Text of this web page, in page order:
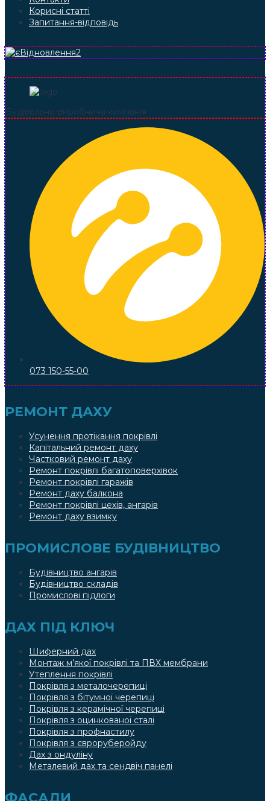
Корисні статті
Запитання-відповідь
Будівельно-виробнича компанія
073 150-55-00
РЕМОНТ ДАХУ
Усунення протікання покрівлі
Капітальний ремонт даху
Частковий ремонт даху
Ремонт покрівлі багатоповерхівок
Ремонт покрівлі гаражів
Ремонт даху балкона
Ремонт покрівлі цехів, ангарів
Ремонт даху взимку
ПРОМИСЛОВЕ БУДІВНИЦТВО
Будівництво ангарів
Будівництво складів
Промислові підлоги
ДАХ ПІД КЛЮЧ
Шиферний дах
Монтаж м’якої покрівлі та ПВХ мембрани
Утеплення покрівлі
Покрівля з металочерепиці
Покрівля з бітумної черепиці
Покрівля з керамічної черепиці
Покрівля з оцинкованої сталі
Покрівля з профнастилу
Покрівля з євроруберойду
Дах з ондуліну
Металевий дах та сендвіч панелі